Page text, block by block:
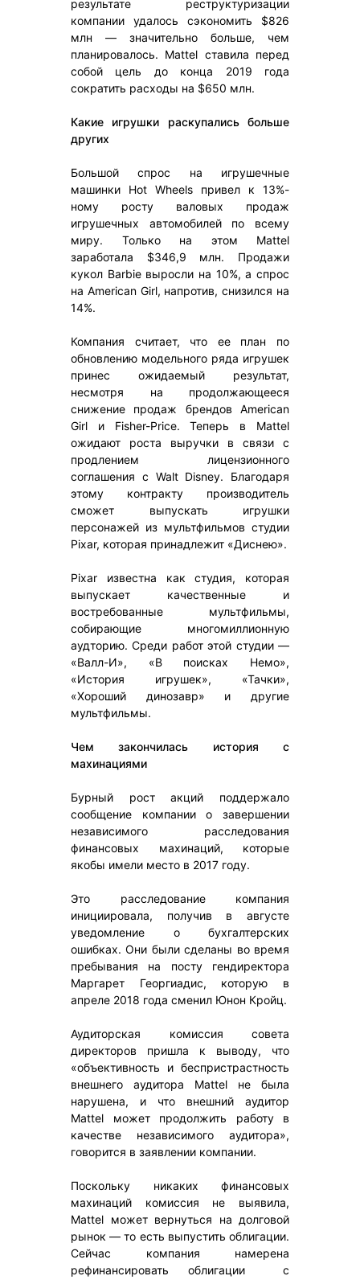
результате реструктуризации
компании удалось сэкономить $826
млн — значительно больше, чем
планировалось. Mattel ставила перед
собой цель до конца 2019 года
сократить расходы на $650 млн.
Какие игрушки раскупались больше
других
Большой спрос на игрушечные
машинки Hot Wheels привел к 13%-
ному росту валовых продаж
игрушечных автомобилей по всему
миру. Только на этом Mattel
заработала $346,9 млн. Продажи
кукол Barbie выросли на 10%, а спрос
на American Girl, напротив, снизился на
14%.
Компания считает, что ее план по
обновлению модельного ряда игрушек
принес ожидаемый результат,
несмотря на продолжающееся
снижение продаж брендов American
Girl и Fisher-Price. Теперь в Mattel
ожидают роста выручки в связи с
продлением лицензионного
соглашения с Walt Disney. Благодаря
этому контракту производитель
сможет выпускать игрушки
персонажей из мультфильмов студии
Pixar, которая принадлежит «Диснею».
Pixar известна как студия, которая
выпускает качественные и
востребованные мультфильмы,
собирающие многомиллионную
аудторию. Среди работ этой студии —
«Валл-И», «В поисках Немо»,
«История игрушек», «Тачки»,
«Хороший динозавр» и другие
мультфильмы.
Чем закончилась история с
махинациями
Бурный рост акций поддержало
сообщение компании о завершении
независимого расследования
финансовых махинаций, которые
якобы имели место в 2017 году.
Это расследование компания
инициировала, получив в августе
уведомление о бухгалтерских
ошибках. Они были сделаны во время
пребывания на посту гендиректора
Маргарет Георгиадис, которую в
апреле 2018 года сменил Юнон Кройц.
Аудиторская комиссия совета
директоров пришла к выводу, что
«объективность и беспристрастность
внешнего аудитора Mattel не была
нарушена, и что внешний аудитор
Mattel может продолжить работу в
качестве независимого аудитора»,
говорится в заявлении компании.
Поскольку никаких финансовых
махинаций комиссия не выявила,
Mattel может вернуться на долговой
рынок — то есть выпустить облигации.
Сейчас компания намерена
рефинансировать облигации с